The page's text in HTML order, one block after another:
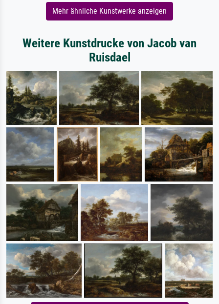
Mehr ähnliche Kunstwerke anzeigen
Weitere Kunstdrucke von Jacob van
Ruisdael